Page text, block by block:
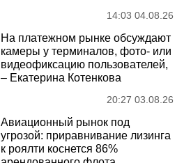
14:03 04.08.26
На платежном рынке обсуждают
камеры у терминалов, фото- или
видеофиксацию пользователей,
– Екатерина Котенкова
20:27 03.08.26
Авиационный рынок под
угрозой: приравнивание лизинга
к роялти коснется 86%